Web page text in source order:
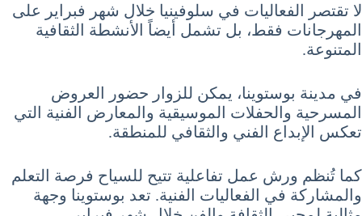
لا تقتصر الفعاليات في سلوفينيا خلال شهر فبراير على
المهرجانات فقط، بل تشمل أيضاً الأنشطة الثقافية
المتنوعة.
في مدينة بوستوينا، يمكن للزوار حضور العروض
المسرحية والحفلات الموسيقية والمعارض الفنية التي
تعكس الإبداع الفني والثقافي للمنطقة.
كما تُنظم ورش عمل تفاعلية تتيح للسياح فرصة التعلم
والمشاركة في الفعاليات الفنية. تعد بوستوينا وجهة